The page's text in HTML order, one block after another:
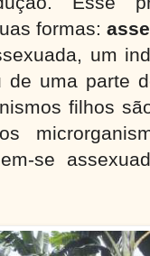
formas:
um
de uma parte
filhos
se